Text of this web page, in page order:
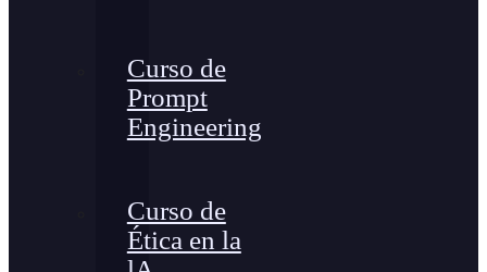
Curso de
Prompt
Engineering
Curso de
Ética en la